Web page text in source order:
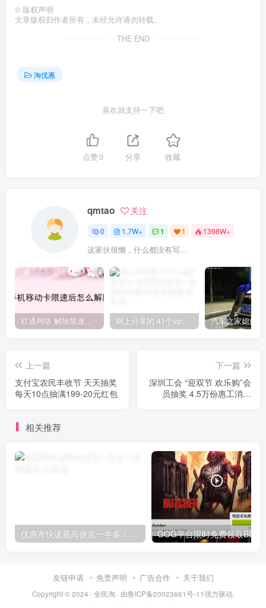
© 版权声明
文章版权归作者所有，未经允许请勿转载。
THE END
淘优惠
喜欢就支持一下吧
点赞0 分享 收藏
qmtao 关注
0 1.7W+ 1 1 1398W+
这家伙很懒，什么都没有写...
上一篇
支付宝农民丰收节 天天抽奖
每天10点抽满199-20元红包
下一篇
深圳工会 “迎双节 欢乐购”会
员抽奖 4.5万份惠工消费
相关推荐
友链申请 免责声明 广告合作 关于我们
Copyright © 2024 · 全民淘 · 由鲁ICP备20023661号-11强力驱动.